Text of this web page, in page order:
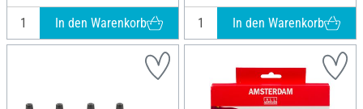
In den Warenkorb In den Warenkorb